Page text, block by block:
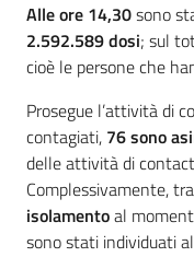
Alle ore 14,30sono
2.592.589 dosi; sul
cioè le persone che
Prosegue l’attività di
contagiati, 76sono
delle attività di
Complessivamente,
isolamentoal
sono stati individuati